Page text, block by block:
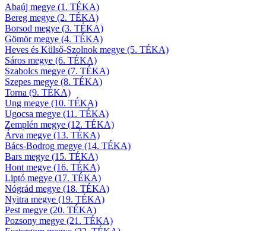
Abaúj megye (1. TÉKA)
Bereg megye (2. TÉKA)
Borsod megye (3. TÉKA)
Gömör megye (4. TÉKA)
Heves és Külső-Szolnok megye (5. TÉKA)
Sáros megye (6. TÉKA)
Szabolcs megye (7. TÉKA)
Szepes megye (8. TÉKA)
Torna (9. TÉKA)
Ung megye (10. TÉKA)
Ugocsa megye (11. TÉKA)
Zemplén megye (12. TÉKA)
Árva megye (13. TÉKA)
Bács-Bodrog megye (14. TÉKA)
Bars megye (15. TÉKA)
Hont megye (16. TÉKA)
Liptó megye (17. TÉKA)
Nógrád megye (18. TÉKA)
Nyitra megye (19. TÉKA)
Pest megye (20. TÉKA)
Pozsony megye (21. TÉKA)